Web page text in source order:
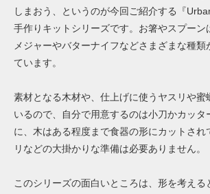
しまおう、というのが今回ご紹介する『
手作りキットシリーズです。お箸やスプーン
メジャーやバターナイフなどさまざまな種
ています。
素材となる木材や、仕上げに使うヤスリや蜜
いるので、自分で用意するのは小刀かカッタ
に、木はある程度まで食器の形にカットされ
リなどの大掛かりな準備は必要ありません。
このシリーズの面白いところは、形を考える